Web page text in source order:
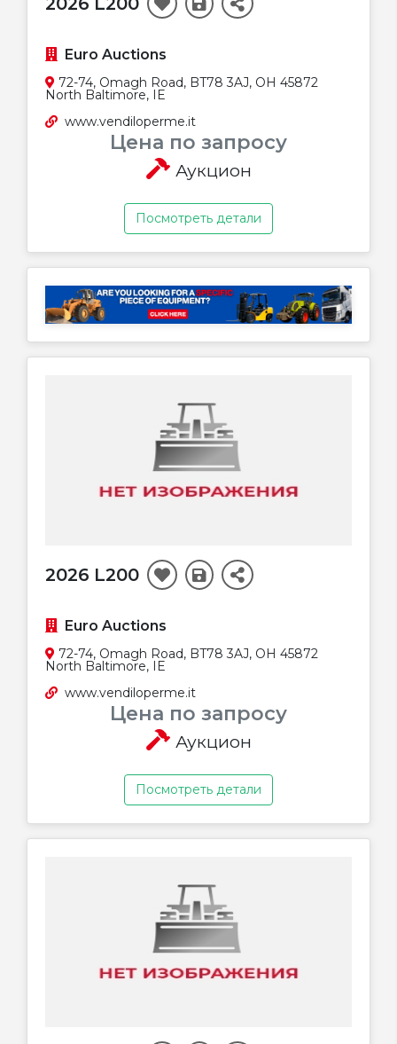
Euro Auctions
72-74, Omagh Road, BT78 3AJ, OH 45872
North Baltimore, IE
www.vendiloperme.it
Цена по запросу
Аукцион
Посмотреть детали
2026 L200
Euro Auctions
72-74, Omagh Road, BT78 3AJ, OH 45872
North Baltimore, IE
www.vendiloperme.it
Цена по запросу
Аукцион
Посмотреть детали